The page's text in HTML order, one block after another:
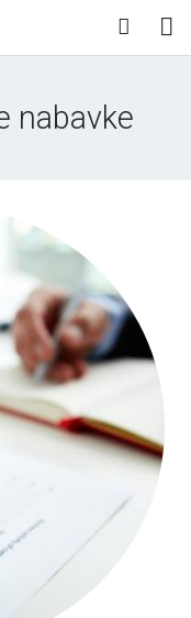
nabavke